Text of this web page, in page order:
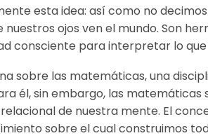
esta idea: así como no decimos
ojos ven el mundo. Son
consciente para interpretar lo que
sobre las matemáticas, una
él, sin embargo, las matemáticas
de nuestra mente. El
sobre el cual construimos